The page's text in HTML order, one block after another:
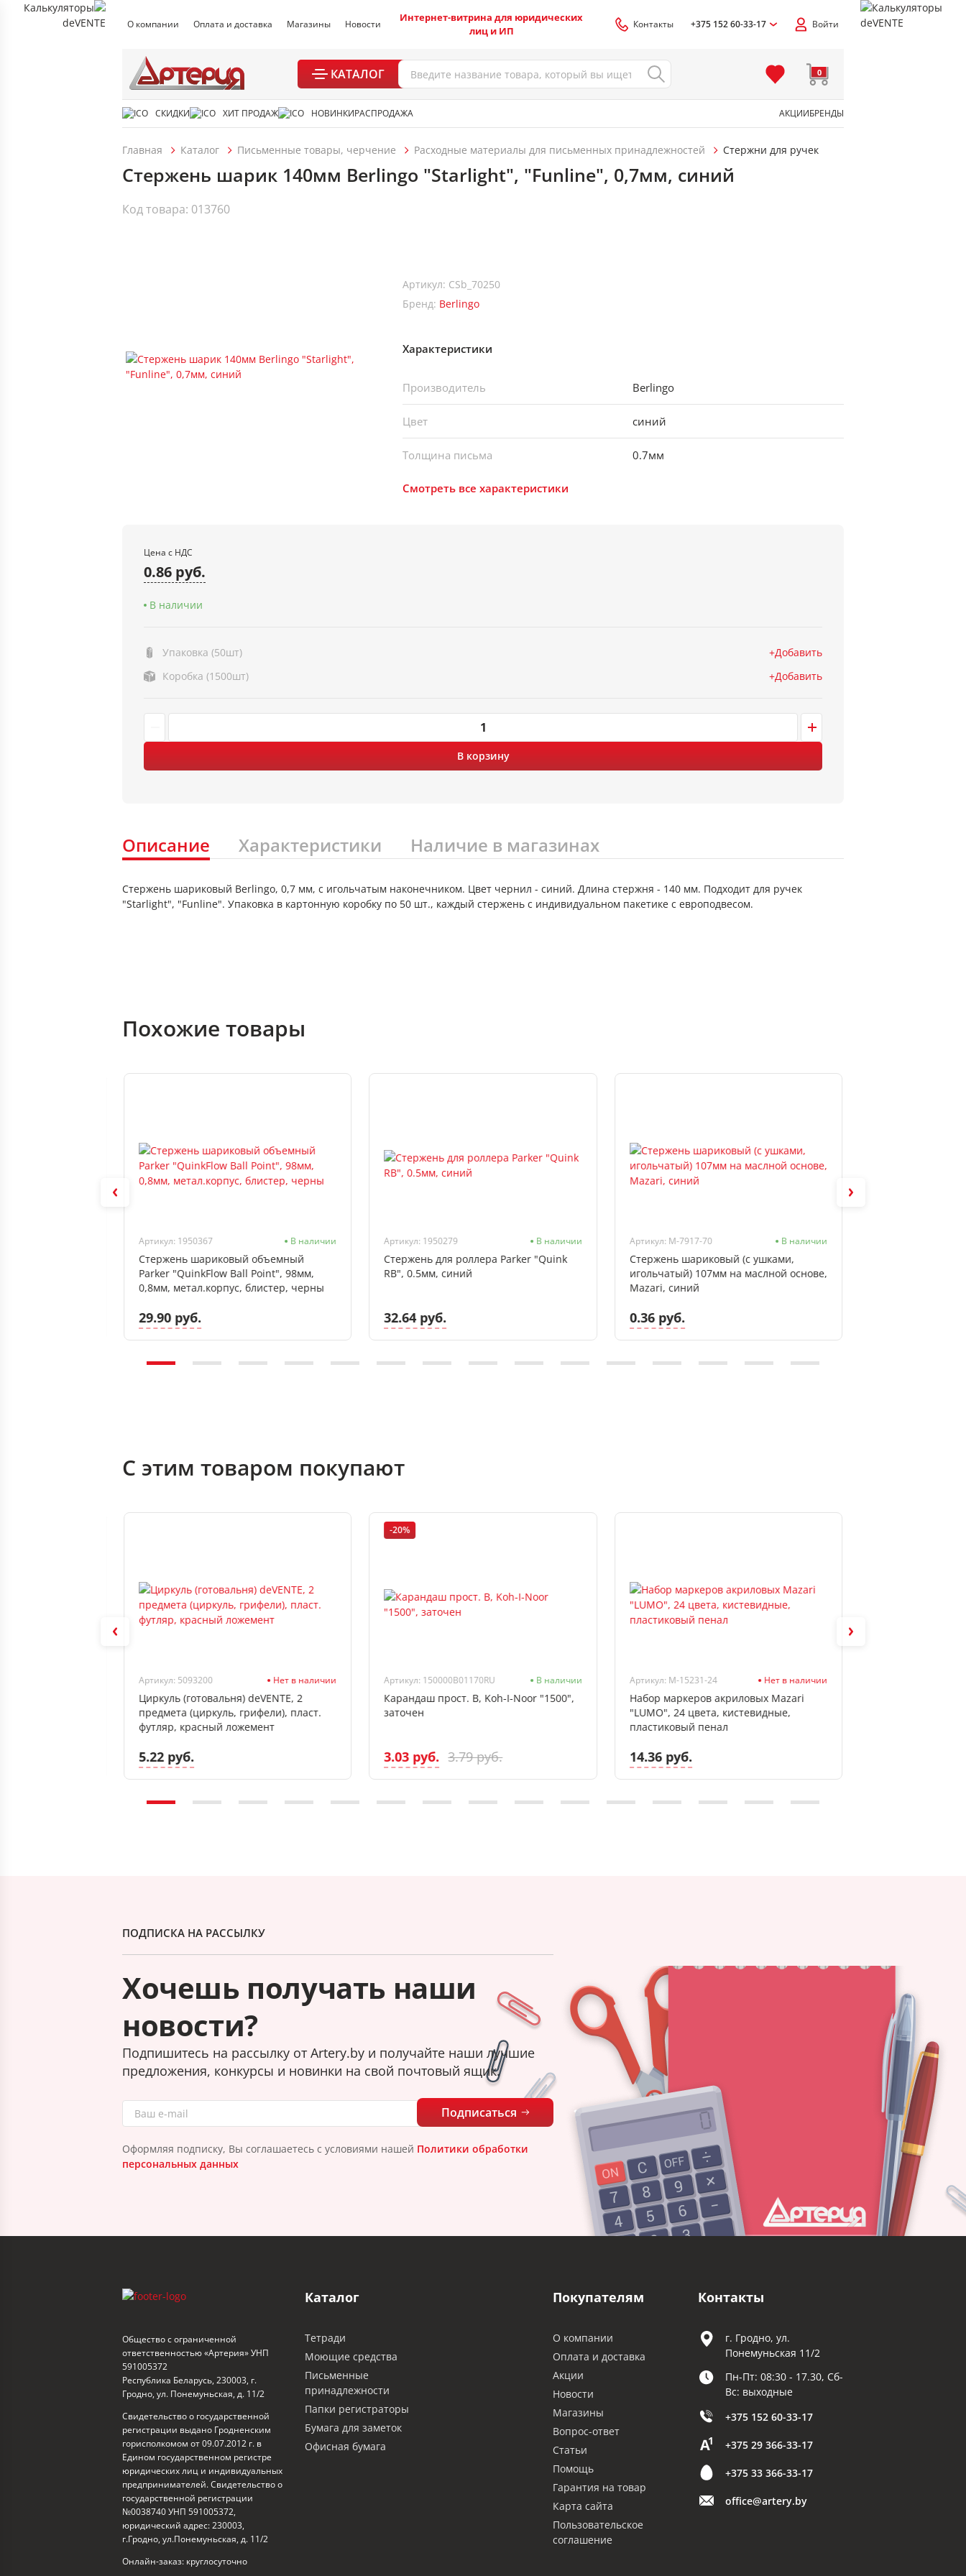
О компании Оплата и доставка Магазины Новости
Интернет-витрина для юридических
лиц и ИП
Контакты +375 152 60-33-17 Войти
КАТАЛОГ 0
СКИДКИ ХИТ ПРОДАЖ НОВИНКИРАСПРОДАЖА АКЦИИБРЕНДЫ
Главная Каталог Письменные товары, черчение Расходные материалы для письменных принадлежностей Стержни для ручек
Стержень шарик 140мм Berlingo "Starlight", "Funline", 0,7мм, синий
Код товара: 013760
Артикул: CSb_70250
Бренд: Berlingo
Характеристики
Производитель Berlingo
Цвет синий
Толщина письма 0.7мм
Смотреть все характеристики
Цена с НДС
0.86 руб.
В наличии
Упаковка (50шт)
Добавить
Коробка (1500шт)
Добавить
В корзину
Описание Характеристики Наличие в магазинах
Стержень шариковый Berlingo, 0,7 мм, с игольчатым наконечником. Цвет чернил - синий. Длина стержня - 140 мм. Подходит для ручек
"Starlight", "Funline". Упаковка в картонную коробку по 50 шт., каждый стержень с индивидуальном пакетике с европодвесом.
Похожие товары
Артикул: 1950367 В наличии
Стержень шариковый объемный
Parker "QuinkFlow Ball Point", 98мм,
0,8мм, метал.корпус, блистер, черны
29.90 руб.
Артикул: 1950279 В наличии
Стержень для роллера Parker "Quink
RB", 0.5мм, синий
32.64 руб.
Артикул: M-7917-70 В наличии
Стержень шариковый (с ушками,
игольчатый) 107мм на маслной основе,
Mazari, синий
0.36 руб.
С этим товаром покупают
Артикул: 5093200 Нет в наличии
Циркуль (готовальня) deVENTE, 2
предмета (циркуль, грифели), пласт.
футляр, красный ложемент
5.22 руб.
-20%
Артикул: 150000B01170RU В наличии
Карандаш прост. В, Koh-I-Noor "1500",
заточен
3.03 руб. 3.79 руб.
Артикул: M-15231-24 Нет в наличии
Набор маркеров акриловых Mazari
"LUMO", 24 цвета, кистевидные,
пластиковый пенал
14.36 руб.
ПОДПИСКА НА РАССЫЛКУ
Хочешь получать наши
новости?
Подпишитесь на рассылку от Artery.by и получайте наши лучшие
предложения, конкурсы и новинки на свой почтовый ящик.
Подписаться
Оформляя подписку, Вы соглашаетесь с условиями нашей Политики обработки
персональных данных
Общество с ограниченной
ответственностью «Артерия» УНП
591005372
Республика Беларусь, 230003, г.
Гродно, ул. Понемуньская, д. 11/2
Свидетельство о государственной
регистрации выдано Гродненским
горисполкомом от 09.07.2012 г. в
Едином государственном регистре
юридических лиц и индивидуальных
предпринимателей. Свидетельство о
государственной регистрации
№0038740 УНП 591005372,
юридический адрес: 230003,
г.Гродно, ул.Понемуньская, д. 11/2
Онлайн-заказ: круглосуточно
Каталог
Тетради
Моющие средства
Письменные
принадлежности
Папки регистраторы
Бумага для заметок
Офисная бумага
Покупателям
О компании
Оплата и доставка
Акции
Новости
Магазины
Вопрос-ответ
Статьи
Помощь
Гарантия на товар
Карта сайта
Пользовательское
соглашение
Контакты
г. Гродно, ул.
Понемуньская 11/2
Пн-Пт: 08:30 - 17.30, Сб-
Вс: выходные
+375 152 60-33-17
+375 29 366-33-17
+375 33 366-33-17
office@artery.by